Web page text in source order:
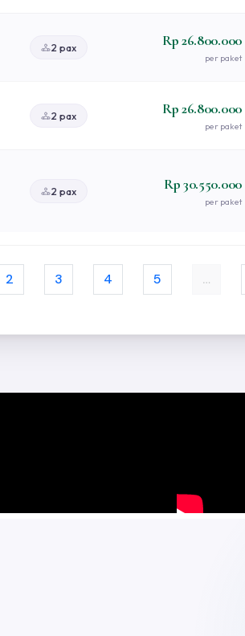
2 pax Rp 26.800.000
per paket
2 pax Rp 26.800.000
per paket
2 pax Rp 30.550.000
per paket
2 3 4 5 …